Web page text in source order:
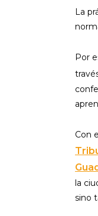
La
Por
Con
la
sino